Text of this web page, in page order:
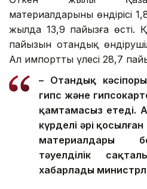
материалдарының өндірісі
жылда 13,9 пайызға өсті.
пайызын отандық
Ал импорттың үлесі 28,7
– Отандық
гипс және
қамтамасыз етеді.
күрделі әрі
материалдары
тәуелділік
хабарлады